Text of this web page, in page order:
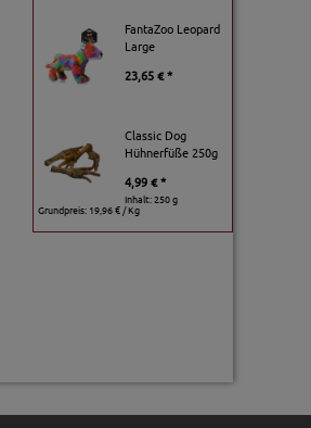
Trixie Leitergerüst
aus Naturholz
6,99 € *
Karlie Flamingo
FantaZoo Leopard
Large
23,65 € *
Classic Dog
Hühnerfüße 250g
4,99 € *
Inhalt: 250 g
Grundpreis: 19,96 € / Kg